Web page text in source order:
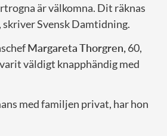
är välkomna. Dit räknas
Svensk Damtidning.
Margareta Thorgren, 60,
väldigt knapphändig med
med familjen privat, har hon